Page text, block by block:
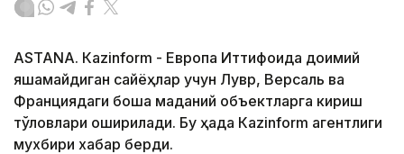
ASTANА. Кazinform - Европа Иттифоқида доимий
яшамайдиган сайёҳлар учун Лувр, Версаль ва
Франциядаги бошқа маданий объектларга кириш
тўловлари оширилади. Бу ҳақда Кazinform агентлиги
мухбири хабар берди.